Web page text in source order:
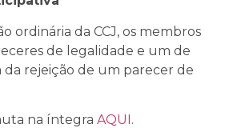
ordinária da CCJ, os membros
de legalidade e um de
da rejeição de um parecer de
na íntegra AQUI.